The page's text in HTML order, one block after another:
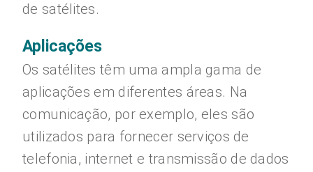
de satélites.
Aplicações
Os satélites têm uma ampla gama de
aplicações em diferentes áreas. Na
comunicação, por exemplo, eles são
utilizados para fornecer serviços de
telefonia, internet e transmissão de dados